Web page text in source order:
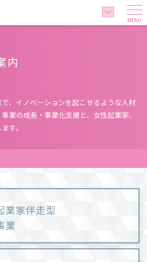
内
、イノベーションを起こせるような人材
業の成長・事業化支援と、女性起業家、
す。
業家伴走型
業
MENU